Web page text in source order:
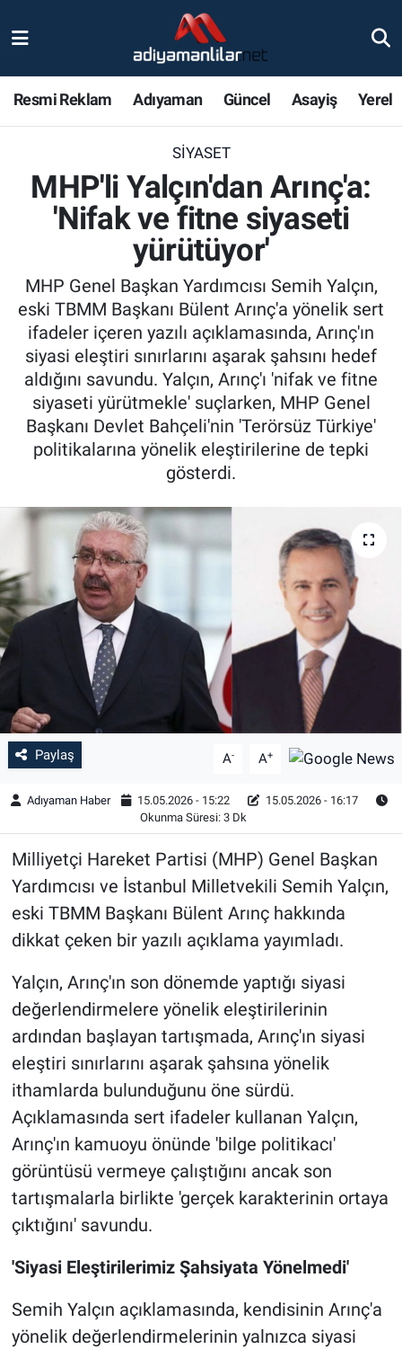
Resmi Reklam Adıyaman Güncel Asayiş Yerel
SIYASET
MHP'li Yalçın'dan Arınç'a:
'Nifak ve fitne siyaseti
yürütüyor'
MHP Genel Başkan Yardımcısı Semih Yalçın,
eski TBMM Başkanı Bülent Arınç'a yönelik sert
ifadeler içeren yazılı açıklamasında, Arınç'ın
siyasi eleştiri sınırlarını aşarak şahsını hedef
aldığını savundu. Yalçın, Arınç'ı 'nifak ve fitne
siyaseti yürütmekle' suçlarken, MHP Genel
Başkanı Devlet Bahçeli'nin 'Terörsüz Türkiye'
politikalarına yönelik eleştirilerine de tepki
gösterdi.
Paylaş A- A+
Adıyaman Haber 15.05.2026 - 15:22
15.05.2026 - 16:17
Okunma Süresi: 3 Dk
Milliyetçi Hareket Partisi (MHP) Genel Başkan
Yardımcısı ve İstanbul Milletvekili Semih Yalçın,
eski TBMM Başkanı Bülent Arınç hakkında
dikkat çeken bir yazılı açıklama yayımladı.
Yalçın, Arınç'ın son dönemde yaptığı siyasi
değerlendirmelere yönelik eleştirilerinin
ardından başlayan tartışmada, Arınç'ın siyasi
eleştiri sınırlarını aşarak şahsına yönelik
ithamlarda bulunduğunu öne sürdü.
Açıklamasında sert ifadeler kullanan Yalçın,
Arınç'ın kamuoyu önünde 'bilge politikacı'
görüntüsü vermeye çalıştığını ancak son
tartışmalarla birlikte 'gerçek karakterinin ortaya
çıktığını' savundu.
'Siyasi Eleştirilerimiz Şahsiyata Yönelmedi'
Semih Yalçın açıklamasında, kendisinin Arınç'a
yönelik değerlendirmelerinin yalnızca siyasi
Magazin
Bölge Haberleri
Gündem
Asayiş
Sağlık
Özel Haber
Eğitim
Ekonomi
Yaşam
Çevre
BİLİM VE TEKNOLOJİ
Şambayat Haber
Nöbetçi Eczaneler
Adiyaman Namaz Vakitleri
Trafik Durumu
Süper Lig Puan Durumu ve Fikstür
Tüm Manşetler
Son Dakika Haberleri
Haber Arşivi